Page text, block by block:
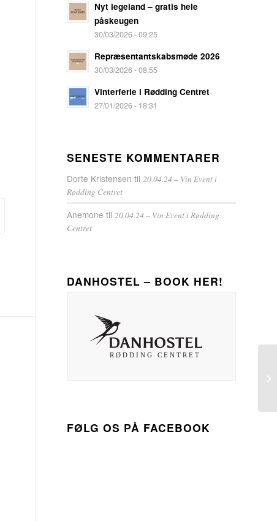
Nyt legeland – gratis hele
påskeugen
30/03/2026 - 09:25
Repræsentantskabsmøde 2026
30/03/2026 - 08:55
Vinterferie i Rødding Centret
27/01/2026 - 18:31
SENESTE KOMMENTARER
Dorte Kristensen til20.04.24 – Vin Event i
Rødding Centret
Anemone til20.04.24 – Vin Event i Rødding
Centret
DANHOSTEL – BOOK HER!
FØLG OS PÅ FACEBOOK